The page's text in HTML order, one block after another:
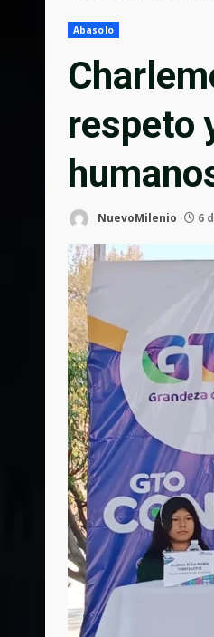
Abasolo
respeto
NuevoMilenio 6